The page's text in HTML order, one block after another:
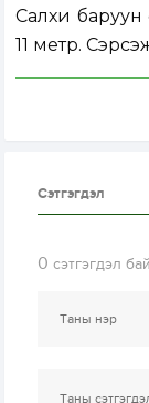
Салхи баруун
11 метр.
Сэтгэгдэл
0 сэтгэгдэл